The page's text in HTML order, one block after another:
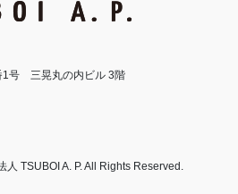
1号 三晃丸の内ビル 3階
TSUBOI A. P. All Rights Reserved.